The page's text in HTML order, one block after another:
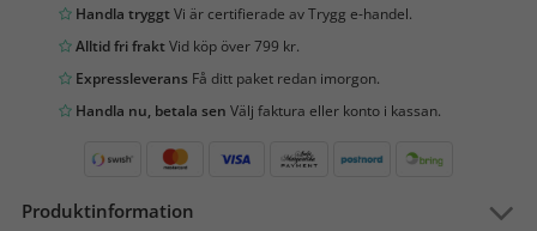
Handla tryggtVi är certifierade av Trygg e-handel.
Alltid fri fraktVid köp över 799 kr.
Expressleverans Få ditt paket redan imorgon.
Handla nu, betala sen Välj faktura eller konto i kassan.
Produktinformation